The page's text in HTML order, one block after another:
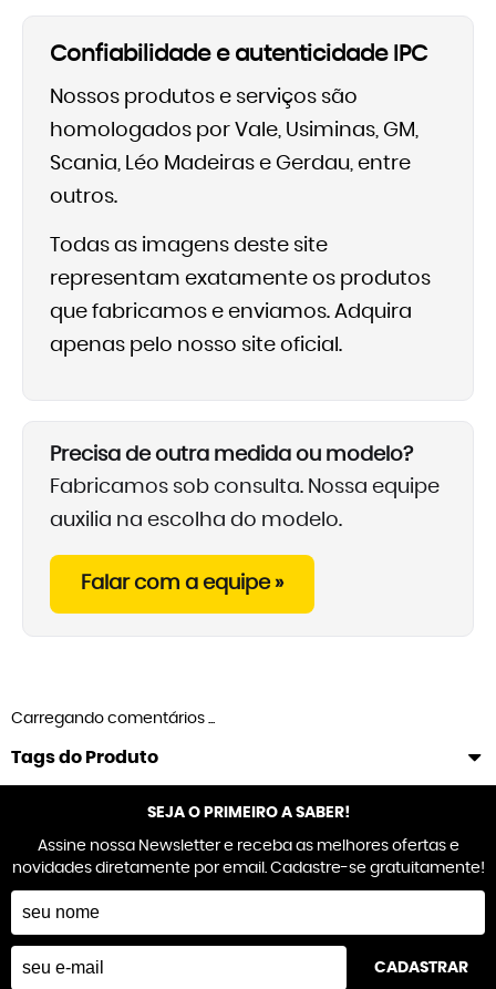
Confiabilidade e autenticidade IPC
Nossos produtos e serviços são
homologados por Vale, Usiminas, GM,
Scania, Léo Madeiras e Gerdau, entre
outros.
Todas as imagens deste site
representam exatamente os produtos
que fabricamos e enviamos. Adquira
apenas pelo nosso site oficial.
Precisa de outra medida ou modelo?
Fabricamos sob consulta. Nossa equipe
auxilia na escolha do modelo.
Falar com a equipe »
Carregando comentários ...
Tags do Produto
SEJA O PRIMEIRO A SABER!
Assine nossa Newsletter e receba as melhores ofertas e
novidades diretamente por email. Cadastre-se gratuitamente!
CADASTRAR